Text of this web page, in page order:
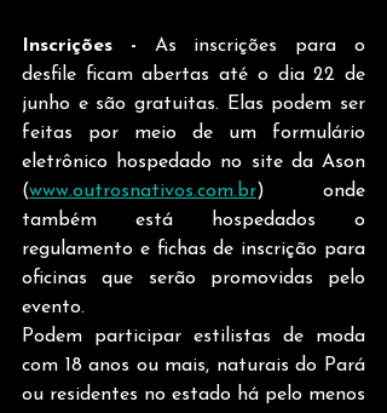
Inscrições - As inscrições para o
desfile ficam abertas até o dia 22 de
junho e são gratuitas. Elas podem ser
feitas por meio de um formulário
eletrônico hospedado no site da Ason
(www.outrosnativos.com.br) onde
também está hospedados o
regulamento e fichas de inscrição para
oficinas que serão promovidas pelo
evento.
Podem participar estilistas de moda
com 18 anos ou mais, naturais do Pará
ou residentes no estado há pelo menos